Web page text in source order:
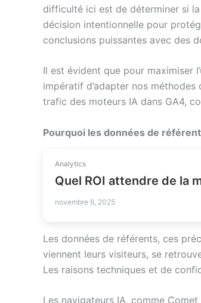
difficulté ici est de déterminer si la
décision intentionnelle pour
conclusions puissantes avec des
Il est évident que pour maximiser
impératif d’adapter nos
trafic des moteurs IA dans GA4,
Pourquoi les données de
Analytics
Quel ROI attendre de la
novembre 6, 2025
Les données de référents, ces
viennent leurs visiteurs, se
Les raisons techniques et de
Les navigateurs IA, comme